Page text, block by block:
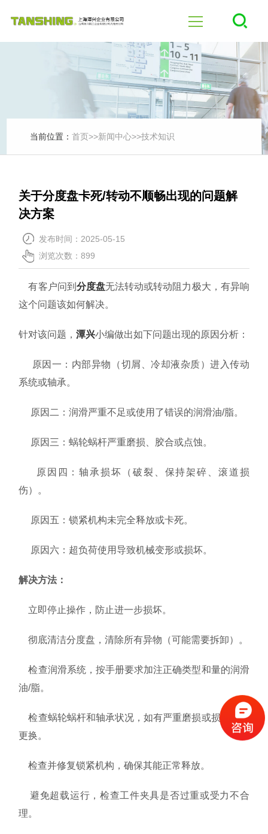
首页
四轴
五轴
新闻中心
资料下载
当前位置：首页>>新闻中心>>技术知识
关于分度盘卡死/转动不顺畅出现的问题解
决方案
发布时间：2025-05-15
浏览次数：899
有客户问到 分度盘无法转动或转动阻力极大，有异响
这个问题该如何解决。
针对该问题，潭兴小编做出如下问题出现的原因分析：
原因一：内部异物（切屑、冷却液杂质）进入传动
系统或轴承。
原因二：润滑严重不足或使用了错误的润滑油/脂。
原因三：蜗轮蜗杆严重磨损、胶合或点蚀。
原因四：轴承损坏（破裂、保持架碎、滚道损
伤）。
原因五：锁紧机构未完全释放或卡死。
原因六： 超负荷使用导致机械变形或损坏。
解决方法：
立即停止操作，防止进一步损坏。
彻底清洁分度盘，清除所有异物（可能需要拆卸）。
检查润滑系统，按手册要求加注正确类型和量的润滑
油/脂。
检查蜗轮蜗杆和轴承状况，如有严重磨损或损坏，需
更换。
检查并修复锁紧机构，确保其能正常释放。
避免超载运行，检查工件夹具是否过重或受力不合
理。